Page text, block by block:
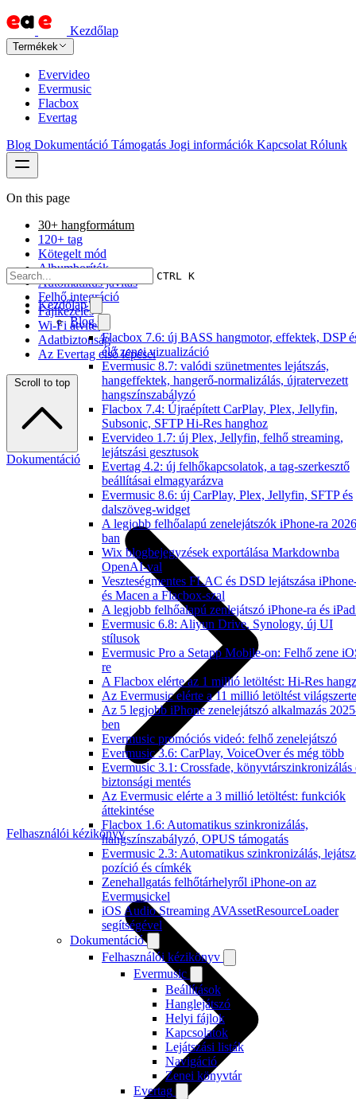
Kezdőlap
Termékek
Evervideo
Evermusic
Flacbox
Evertag
Blog Dokumentáció Támogatás Jogi információk Kapcsolat Rólunk
CTRL K
Kezdőlap
Blog
Flacbox 7.6: új BASS hangmotor, effektek, DSP
élő zenei vizualizáció
Evermusic 8.7: valódi szünetmentes lejátszás,
hangeffektek, hangerő-normalizálás, újratervezett
hangszínszabályzó
Flacbox 7.4: Újraépített CarPlay, Plex, Jellyfin,
Subsonic, SFTP Hi-Res hanghoz
Evervideo 1.7: új Plex, Jellyfin, felhő streaming,
lejátszási gesztusok
Evertag 4.2: új felhőkapcsolatok, a tag-szerkesztő
beállításai elmagyarázva
Evermusic 8.6: új CarPlay, Plex, Jellyfin, SFTP és
dalszöveg-widget
A legjobb felhőalapú zenelejátszók iPhone-ra
ban
Wix blogbejegyzések exportálása Markdownba
OpenAI-val
Veszteségmentes FLAC és DSD lejátszása
és Macen a Flacbox-szal
A legjobb felhőalapú zenlejátszó iPhone-ra és
Evermusic 6.8: Aliyun Drive, Synology, új UI
stílusok
Evermusic Pro a Setapp Mobile-on: Felhő zene
re
A Flacbox elérte az 1 millió letöltést: Hi-Res
Az Evermusic elérte a 11 millió letöltést világszerte
Az 5 legjobb iPhone zenelejátszó alkalmazás
ben
Evermusic promóciós videó: felhő zenelejátszó
Evermusic 3.6: CarPlay, VoiceOver és még több
Evermusic 3.1: Crossfade, könyvtárszinkronizálás
biztonsági mentés
Az Evermusic elérte a 3 millió letöltést: funkciók
áttekintése
Flacbox 1.6: Automatikus szinkronizálás,
hangszínszabályzó, OPUS támogatás
Evermusic 2.3: Automatikus szinkronizálás,
pozíció és címkék
Zenehallgatás felhőtárhelyről iPhone-on az
Evermusickel
iOS Audio Streaming AVAssetResourceLoader
segítségével
Dokumentáció
Felhasználói kézikönyv
Evermusic
Beállítások
Hanglejátszó
Helyi fájlok
Kapcsolatok
Lejátszási listák
Navigáció
Zenei könyvtár
Evertag
On this page
30+ hangformátum
120+ tag
Kötegelt mód
Albumborítók
Automatikus javítás
Felhő integráció
Fájlkezelés
Wi-Fi átvitel
Adatbiztonság
Az Evertag első lépései
Scroll to top
Dokumentáció
Felhasználói kézikönyv